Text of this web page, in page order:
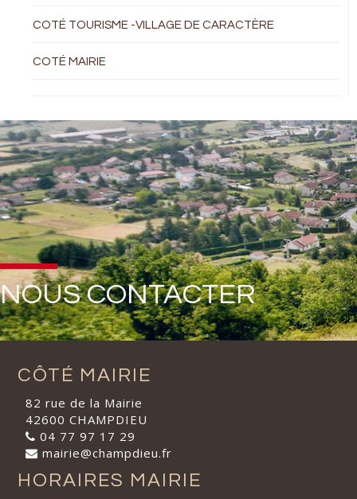
COTÉ TOURISME -VILLAGE DE CARACTÈRE
COTÉ MAIRIE
NOUS CONTACTER
CÔTÉ MAIRIE
82 rue de la Mairie
42600 CHAMPDIEU
04 77 97 17 29
mairie@champdieu.fr
HORAIRES MAIRIE